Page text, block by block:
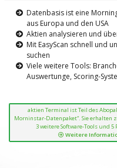
Datenbasis ist eine
aus Europa und den USA
Aktien analysieren und
Mit EasyScan schnell und
suchen
Viele weitere Tools:
Auswertunge, Scoring-
aktien Terminal ist Teil des
Morninstar-Datenpaket“. Sie erhalten
3 weitere Software-Tools und 5
Weitere